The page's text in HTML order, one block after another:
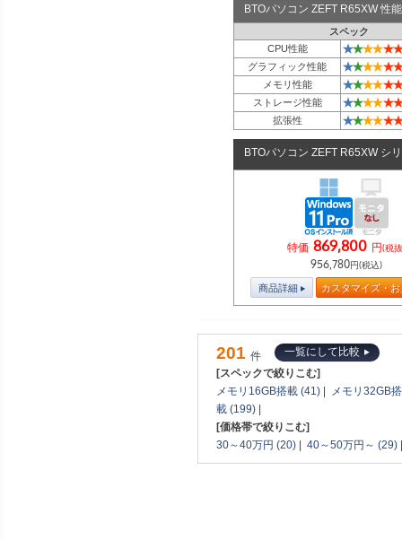
BTOパソコン ZEFT R65XW 性
スペック
CPU性能
★★★★★★
グラフィック性能 ★★★★★★
メモリ性能 ★★★★★★
ストレージ性能 ★★★★★★
拡張性 ★★★★★★
BTOパソコン ZEFT R65XW シ
特価 869,800 円(税
956,780円(税込)
商品詳細 カスタマイズ・
201 件
一覧にして比較
[スペックで絞りこむ]
メモリ16GB搭載 (41)
メモリ32GB
載 (199)
[価格帯で絞りこむ]
30～40万円 (20)
40～50万円～ (29)